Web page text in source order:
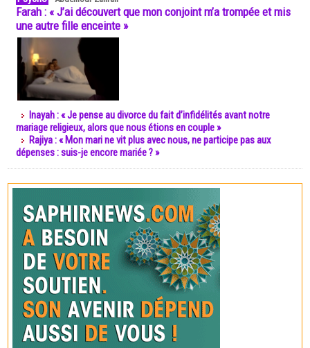
Farah : « J’ai découvert que mon conjoint m’a trompée et mis
une autre fille enceinte »
Inayah : « Je pense au divorce du fait d’infidélités avant notre
mariage religieux, alors que nous étions en couple »
Rajiya : « Mon mari ne vit plus avec nous, ne participe pas aux
dépenses : suis-je encore mariée ? »